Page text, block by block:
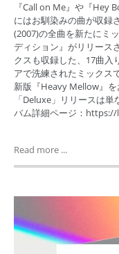
『Call on Me』や『Hey
にはお馴染みの曲が収録
(2007)の全曲を新たにミ
ディション』がリリース
クスも収録した、17曲入
アで洗練されたミックス
新版『Heavy Mellow』
「Deluxe」リリースは
バム詳細ページ：
Read more ...